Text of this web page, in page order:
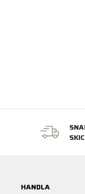
HANDLA